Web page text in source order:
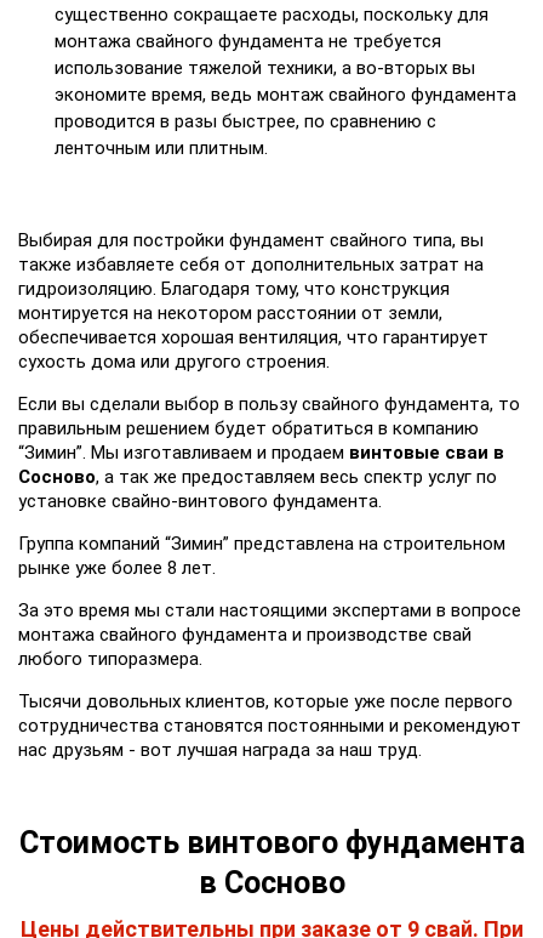
существенно сокращаете расходы, поскольку для
монтажа свайного фундамента не требуется
использование тяжелой техники, а во-вторых вы
экономите время, ведь монтаж свайного фундамента
проводится в разы быстрее, по сравнению с
ленточным или плитным.
Выбирая для постройки фундамент свайного типа, вы
также избавляете себя от дополнительных затрат на
гидроизоляцию. Благодаря тому, что конструкция
монтируется на некотором расстоянии от земли,
обеспечивается хорошая вентиляция, что гарантирует
сухость дома или другого строения.
Если вы сделали выбор в пользу свайного фундамента, то
правильным решением будет обратиться в компанию
“Зимин”. Мы изготавливаем и продаем винтовые сваи в
Сосново, а так же предоставляем весь спектр услуг по
установке свайно-винтового фундамента.
Группа компаний “Зимин” представлена на строительном
рынке уже более 8 лет.
За это время мы стали настоящими экспертами в вопросе
монтажа свайного фундамента и производстве свай
любого типоразмера.
Тысячи довольных клиентов, которые уже после первого
сотрудничества становятся постоянными и рекомендуют
нас друзьям - вот лучшая награда за наш труд.
Стоимость винтового фундамента
в Сосново
Цены действительны при заказе от 9 свай. При